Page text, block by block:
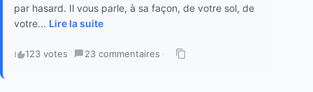
par hasard. Il vous parle, à sa façon, de votre sol, de
votre... Lire la suite
123 votes · 23 commentaires ·